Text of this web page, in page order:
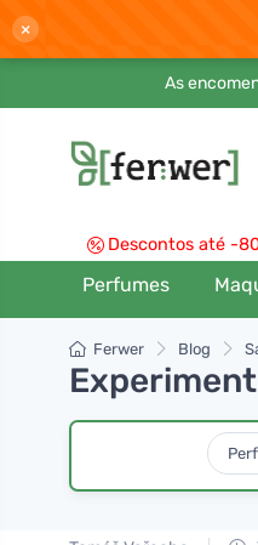
×
As
Descontos até -
Perfumes
Ferwer Blog